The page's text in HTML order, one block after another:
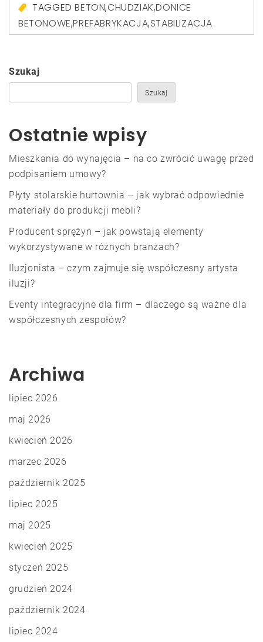
TAGGEDBETON,CHUDZIAK,DONICE
BETONOWE,PREFABRYKACJA,STABILIZACJA
Szukaj
Szukaj
Ostatnie wpisy
Mieszkania do wynajęcia – na co zwrócić uwagę przed
podpisaniem umowy?
Płyty stolarskie hurtownia – jak wybrać odpowiednie
materiały do produkcji mebli?
Producent sprężyn – jak powstają elementy
wykorzystywane w różnych branżach?
Iluzjonista – czym zajmuje się współczesny artysta
iluzji?
Eventy integracyjne dla firm – dlaczego są ważne dla
współczesnych zespołów?
Archiwa
lipiec 2026
maj 2026
kwiecień 2026
marzec 2026
październik 2025
lipiec 2025
maj 2025
kwiecień 2025
styczeń 2025
grudzień 2024
październik 2024
lipiec 2024